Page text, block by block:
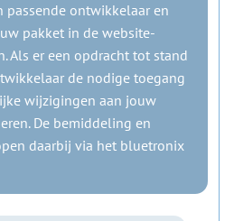
passende ontwikkelaar en
pakket in de website-
Als er een opdracht tot stand
de nodige toegang
wijzigingen aan jouw
De bemiddeling en
daarbij via het bluetronix